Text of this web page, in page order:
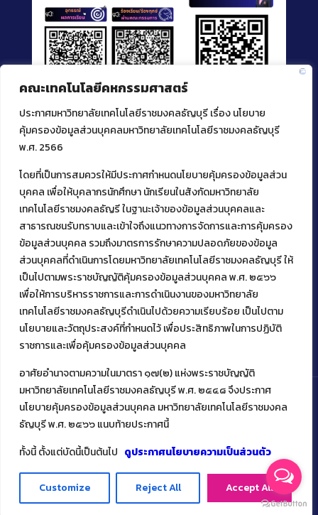
คณะเทคโนโลยีคหกรรมศาสตร์
ประกาศมหาวิทยาลัยเทคโนโลยีราชมงคลธัญบุรี เรื่อง นโยบาย
คุ้มครองข้อมูลส่วนบุคคลมหาวิทยาลัยเทคโนโลยีราชมงคลธัญบุรี
พ.ศ. 2566
โดยที่เป็นการสมควรให้มีประกาศกำหนดนโยบายคุ้มครองข้อมูลส่วน
บุคคล เพื่อให้บุคลากรนักศึกษา นักเรียนในสังกัดมหาวิทยาลัย
เทคโนโลยีราชมงคลธัญรี ในฐานะเจ้าของข้อมูลส่วนบุคคลและ
สาธารณชนรับทราบและเข้าใจถึงแนวทางการจัดการและการคุ้มครอง
ข้อมูลส่วนบุคคล รวมถึงมาตรการรักษาความปลอดภัยของข้อมูล
ส่วนบุคคลที่ดำเนินการโดยมหาวิทยาลัยเทคโนโลยีราชมงคลธัญบุรี ให้
เป็นไปตามพระราชบัญญัติคุ้มครองข้อมูลส่วนบุคคล พ.ศ. ๒๕๖๖
เพื่อให้การบริหารราชการและการดำเนินงานของมหาวิทยาลัย
เทคโนโลยีราชมงคลธัญบุรีดำเนินไปด้วยความเรียบร้อย เป็นไปตาม
นโยบายและวัตถุประสงค์ที่กำหนดไว้ เพื่อประสิทธิภาพในการปฏิบัติ
ราชการและเพื่อคุ้มครองข้อมูลส่วนบุคคล
อาศัยอำนาจตามความในมาตรา ๑๗(๒) แห่งพระราชบัญญัติ
มหาวิทยาลัยเทคโนโลยีราชมงคลธัญบุรี พ.ศ. ๒๕๔๘ จึงประกาศ
นโยบายคุ้มครองข้อมูลส่วนบุคคล มหาวิทยาลัยเทคโนโลยีราชมงคล
ธัญบุรี พ.ศ. ๒๕๖๖ แนบท้ายประกาศนี้
ทั้งนี้ ตั้งแต่บัดนี้เป็นต้นไป ดูประกาศนโยบายความเป็นส่วนตัว
Customize Reject All Accept All
ติดต่อคณะเทคโนโลยีคหกรรมศาสตร์
39 หมู่ 1
ต.คลองหก อ. คลองหลวง
จ.ปทุมธานี 12120
โทร 02 549 3161
Facebook
Instagram
Mail
Copyright ©️ 2022 คณะเทคโนโลยีคหกรรมศาสตร์ มหาวิทยาลัย
เทคโนโลยีราชมงคลธัญบุรี